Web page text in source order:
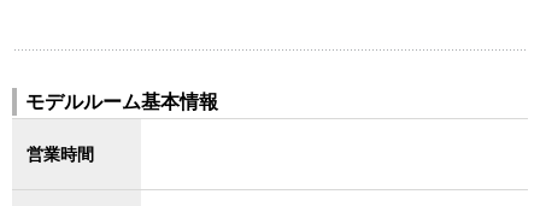
モデルルーム基本情報
営業時間